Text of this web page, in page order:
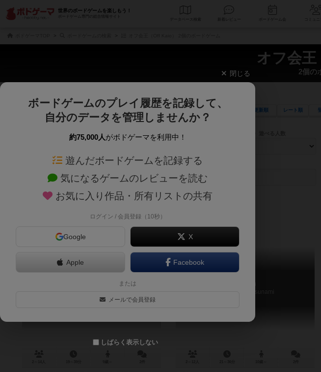
世界のボードゲームを楽しもう！
ボードゲーム専門の総合情報サイト
データベース
オフ会王
2個の
じっくり表示 更新順 レート順
商品名、商品説明文、デザイナー名、テーマ名、メカニクス名を対象にフリーワード検索ができます。
ゲームデザイナー名を指定して検索できます。
ゲームデザイナー
対象年齢を指定します。 世界観や登場人物などモチーフ・ストーリーを指定する
テーマ/フレーバー
The Island of Tsunami
閉じる
ボードゲームのプレイ履歴を記録して、
自分のデータを管理しませんか？
約75,000人がボドゲーマを利用中！
遊んだボードゲームを記録する
気になるゲームのレビューを読む
お気に入り作品・所有リストの共有
ログイン / 会員登録（10秒）
Google X
Apple Facebook
または
メールで会員登録
しばらく表示しない